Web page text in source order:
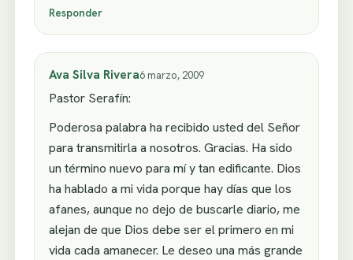
Responder
Ava Silva Rivera6 marzo, 2009
Pastor Serafín:
Poderosa palabra ha recibido usted del Señor
para transmitirla a nosotros. Gracias. Ha sido
un término nuevo para mí y tan edificante. Dios
ha hablado a mi vida porque hay días que los
afanes, aunque no dejo de buscarle diario, me
alejan de que Dios debe ser el primero en mi
vida cada amanecer. Le deseo una más grande